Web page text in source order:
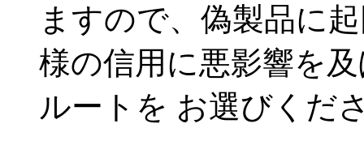
ますので、偽製品に
様の信用に悪影響を
ルートを お選びくだ